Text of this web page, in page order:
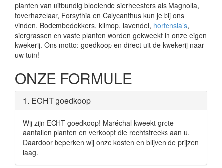
planten van uitbundig bloeiende sierheesters als Magnolia,
toverhazelaar, Forsythia en Calycanthus kun je bij ons
vinden. Bodembedekkers, klimop, lavendel, hortensia’s,
siergrassen en vaste planten worden gekweekt in onze eigen
kwekerij. Ons motto: goedkoop en direct uit de kwekerij naar
uw tuin!
ONZE FORMULE
1. ECHT goedkoop
Wij zijn ECHT goedkoop! Maréchal kweekt grote
aantallen planten en verkoopt die rechtstreeks aan u.
Daardoor beperken wij onze kosten en blijven de prijzen
laag.